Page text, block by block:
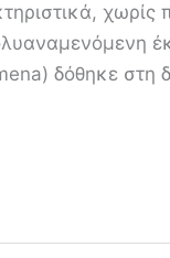
χωρίς
δόθηκε στη